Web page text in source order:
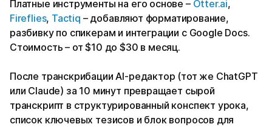
Платные инструменты на его основе – Otter.ai,
Fireflies, Tactiq – добавляют форматирование,
разбивку по спикерам и интеграции с Google Docs.
Стоимость – от $10 до $30 в месяц.
После транскрибации AI-редактор (тот же ChatGPT
или Claude) за 10 минут превращает сырой
транскрипт в структурированный конспект урока,
список ключевых тезисов и блок вопросов для